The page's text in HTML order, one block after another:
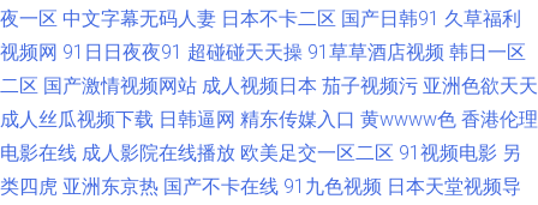
五月天停停影院 91视频最新地址 大香蕉东京热一本道 麻豆传媒综合在线 在
线观看国a福利 99国产视频 黑人妖肏逼 91app看片 91足交视频在线观看 黑
丝国产 男人的天堂综合网z 三级免费大黄 先锋影音中文字幕av 91青娱夫妻
国产区第二页 天美在线视频 91人妻人人澡人人爽 国产精品久久自啪 日韩精
夜一区 中文字幕无码人妻 日本不卡二区 国产日韩91 久草福利
视频网 91日日夜夜91 超碰碰天天操 91草草酒店视频 韩日一区
二区 国产激情视频网站 成人视频日本 茄子视频污 亚洲色欲天天
成人丝瓜视频下载 日韩逼网 精东传媒入口 黄wwww色 香港伦理
电影在线 成人影院在线播放 欧美足交一区二区 91视频电影 另
类四虎 亚洲东京热 国产不卡在线 91九色视频 日本天堂视频导